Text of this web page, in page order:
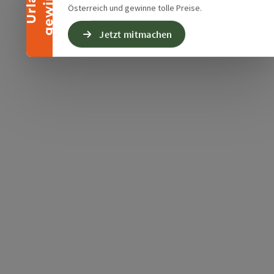
Österreich und gewinne tolle Preise.
Jetzt mitmachen